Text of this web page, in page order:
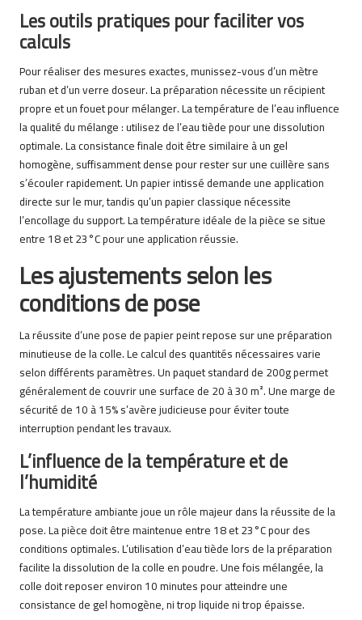
Les outils pratiques pour faciliter vos
calculs
Pour réaliser des mesures exactes, munissez-vous d’un mètre
ruban et d’un verre doseur. La préparation nécessite un récipient
propre et un fouet pour mélanger. La température de l’eau influence
la qualité du mélange : utilisez de l’eau tiède pour une dissolution
optimale. La consistance finale doit être similaire à un gel
homogène, suffisamment dense pour rester sur une cuillère sans
s’écouler rapidement. Un papier intissé demande une application
directe sur le mur, tandis qu’un papier classique nécessite
l’encollage du support. La température idéale de la pièce se situe
entre 18 et 23°C pour une application réussie.
Les ajustements selon les
conditions de pose
La réussite d’une pose de papier peint repose sur une préparation
minutieuse de la colle. Le calcul des quantités nécessaires varie
selon différents paramètres. Un paquet standard de 200g permet
généralement de couvrir une surface de 20 à 30 m². Une marge de
sécurité de 10 à 15% s’avère judicieuse pour éviter toute
interruption pendant les travaux.
L’influence de la température et de
l’humidité
La température ambiante joue un rôle majeur dans la réussite de la
pose. La pièce doit être maintenue entre 18 et 23°C pour des
conditions optimales. L’utilisation d’eau tiède lors de la préparation
facilite la dissolution de la colle en poudre. Une fois mélangée, la
colle doit reposer environ 10 minutes pour atteindre une
consistance de gel homogène, ni trop liquide ni trop épaisse.